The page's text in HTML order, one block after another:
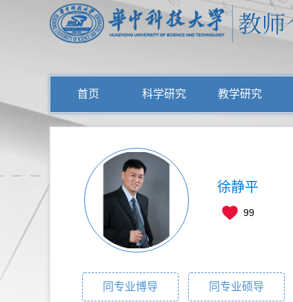
首页 科学研究 教学研究
徐静平
99
同专业博导 同专业硕导